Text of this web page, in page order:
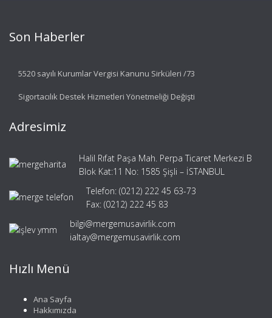
Son Haberler
5520 sayılı Kurumlar Vergisi Kanunu Sirküleri /73
Sigortacılık Destek Hizmetleri Yönetmeliği Değişti
Adresimiz
Halil Rıfat Paşa Mah. Perpa Ticaret Merkezi B
Blok Kat:11 No: 1585 Şişli – İSTANBUL
Telefon: (0212) 222 45 63-73
Fax: (0212) 222 45 83
bilgi@mergemusavirlik.com
ialtay@mergemusavirlik.com
Hızlı Menü
Ana Sayfa
Hakkımızda